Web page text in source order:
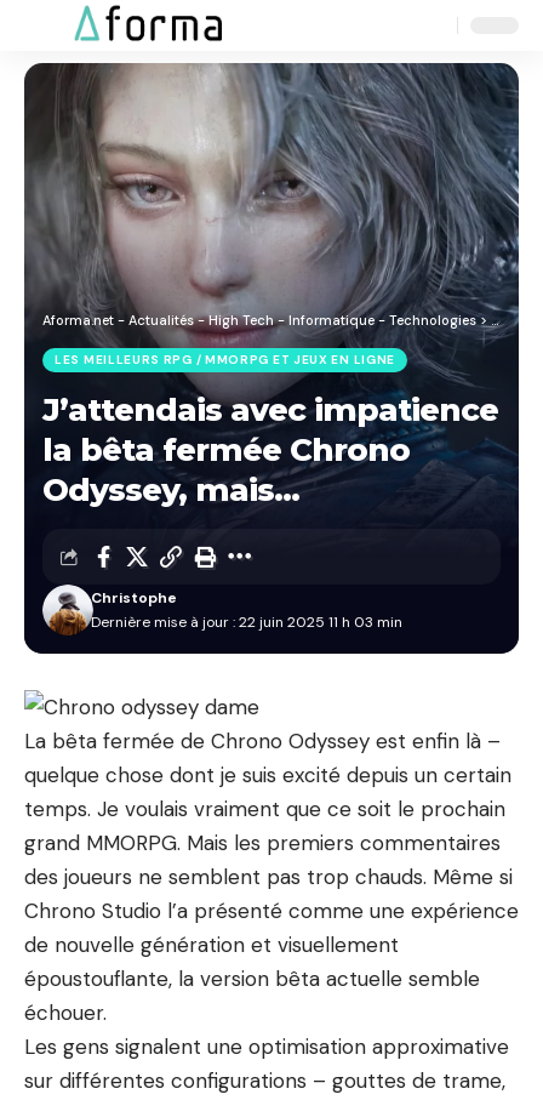
Resizer
Aforma.net - Actualités - High Tech - Informatique - Technologies> Blog
LES MEILLEURS RPG / MMORPG ET JEUX EN LIGNE
J’attendais avec impatience
la bêta fermée Chrono
Odyssey, mais…
Dernière mise à jour : 22 juin 2025 11 h 03 min
Christophe
La bêta fermée de Chrono Odyssey est enfin là –
quelque chose dont je suis excité depuis un certain
temps. Je voulais vraiment que ce soit le prochain
grand MMORPG. Mais les premiers commentaires
des joueurs ne semblent pas trop chauds. Même si
Chrono Studio l’a présenté comme une expérience
de nouvelle génération et visuellement
époustouflante, la version bêta actuelle semble
échouer.
Les gens signalent une optimisation approximative
sur différentes configurations – gouttes de trame,